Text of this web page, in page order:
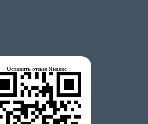
Оставить отзыв Яндекс